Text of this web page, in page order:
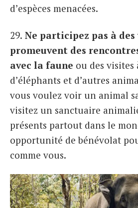
d’espèces menacées.
29. Ne participez pas à
promeuvent des
avec la faune ou des visites
d’éléphants et d’autres
vous voulez voir un animal
visitez un sanctuaire
présents partout dans le
opportunité de bénévolat
comme vous.